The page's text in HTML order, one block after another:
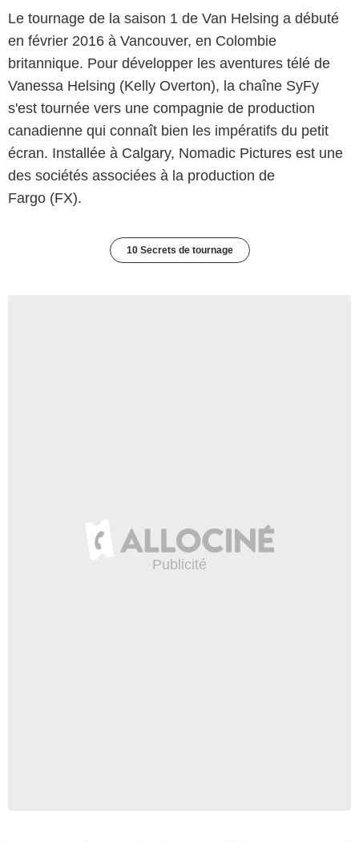
Le tournage de la saison 1 de Van Helsing a débuté
en février 2016 à Vancouver, en Colombie
britannique. Pour développer les aventures télé de
Vanessa Helsing (Kelly Overton), la chaîne SyFy
s'est tournée vers une compagnie de production
canadienne qui connaît bien les impératifs du petit
écran. Installée à Calgary, Nomadic Pictures est une
des sociétés associées à la production de
Fargo (FX).
10 Secrets de tournage